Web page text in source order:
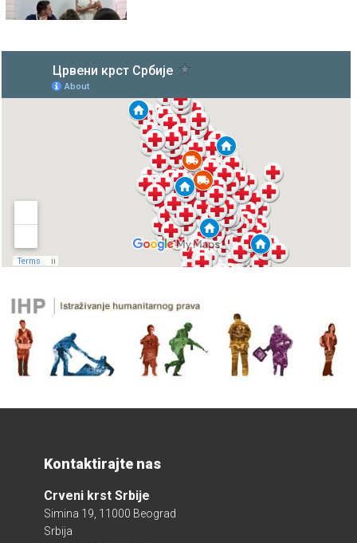
Kontaktirajte nas
Crveni krst Srbije
Simina 19, 11000 Beograd
Srbija